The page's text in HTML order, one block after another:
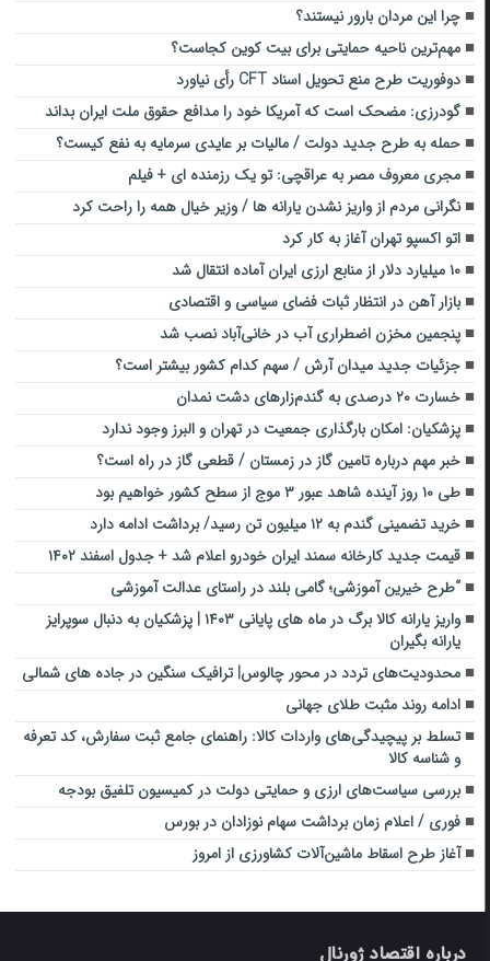
چرا این مردان بارور نیستند؟
مهم‌ترین ناحیه حمایتی برای بیت کوین کجاست؟
دوفوریت طرح منع تحویل اسناد CFT رأی نیاورد
گودرزی: مضحک است که آمریکا خود را مدافع حقوق ملت ایران بداند
حمله به طرح جدید دولت / مالیات بر عایدی سرمایه به نفع کیست؟
مجری معروف مصر به عراقچی: تو یک رزمنده ای + فیلم
نگرانی مردم از واریز نشدن یارانه ها / وزیر خیال همه را راحت کرد
اتو اکسپو تهران آغاز به کار کرد
۱۰ میلیارد دلار از منابع ارزی ایران آماده انتقال شد
بازار آهن در انتظار ثبات فضای سیاسی و اقتصادی
پنجمین مخزن اضطراری آب در خانی‌آباد نصب شد
جزئیات جدید میدان آرش / سهم کدام کشور بیشتر است؟
خسارت ۲۰ درصدی به گندم‌زار‌های دشت نمدان
پزشکیان: امکان بارگذاری جمعیت در تهران و البرز وجود ندارد
خبر مهم درباره تامین گاز در زمستان / قطعی گاز در راه است؟
طی ۱۰ روز آینده شاهد عبور ۳ موج از سطح کشور خواهیم‌ بود
خرید تضمینی گندم به ۱۲ میلیون تن رسید/ برداشت ادامه دارد
قیمت جدید کارخانه سمند ایران خودرو اعلام شد + جدول اسفند ۱۴۰۲
“طرح خیرین آموزشی؛ گامی بلند در راستای عدالت آموزشی
واریز یارانه کالا برگ در ماه‌ های پایانی ۱۴۰۳ | پزشکیان به دنبال سوپرایز
یارانه بگیران
محدودیت‌های تردد در محور چالوس| ترافیک سنگین در جاده های شمالی
ادامه روند مثبت طلای جهانی
تسلط بر پیچیدگی‌های واردات کالا: راهنمای جامع ثبت سفارش، کد تعرفه
و شناسه کالا
بررسی سیاست‌های ارزی و حمایتی دولت در کمیسیون تلفیق بودجه
فوری / اعلام زمان برداشت سهام نوزادان در بورس
آغاز طرح اسقاط ماشین‌آلات کشاورزی از امروز
درباره اقتصاد ژورنال